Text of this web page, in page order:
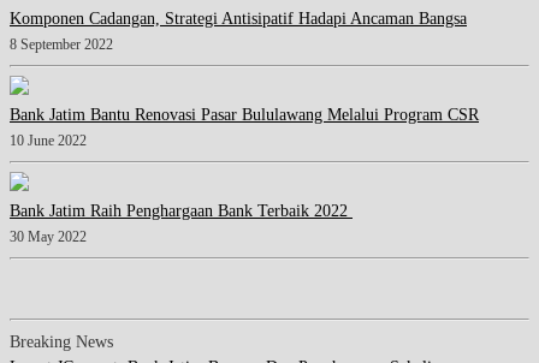
Komponen Cadangan, Strategi Antisipatif Hadapi Ancaman Bangsa
8 September 2022
Bank Jatim Bantu Renovasi Pasar Bululawang Melalui Program CSR
10 June 2022
Bank Jatim Raih Penghargaan Bank Terbaik 2022
30 May 2022
Breaking News